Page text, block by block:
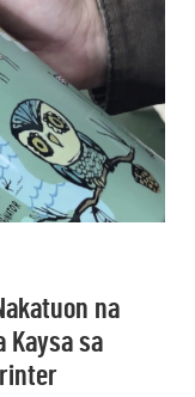
na
Kaysa sa